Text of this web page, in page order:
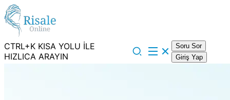
CTRL+K KISA YOLU İLE
HIZLICA ARAYIN
Soru Sor
Giriş Yap